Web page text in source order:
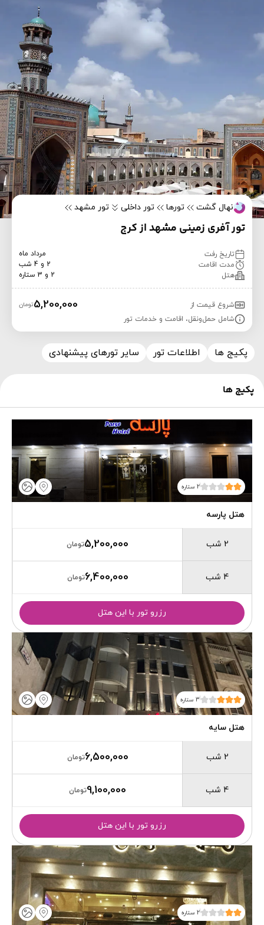
نهال گشت تورها تور داخلی تور مشهد
تور آفری زمینی مشهد از کرج
تاریخ رفت
مرداد ماه
مدت اقامت
2 و 4 شب
هتل
2 و 3 ستاره
شروع قیمت از 5,200,000تومان
شامل حمل‌ونقل، اقامت و خدمات تور
پکیج ها اطلاعات تور سایر تورهای پیشنهادی
پکیج ها
2 ستاره
هتل پارسه
2 شب
4 شب
5,200,000تومان
6,400,000تومان
رزرو تور با این هتل
3 ستاره
هتل سایه
2 شب
4 شب
6,500,000تومان
9,100,000تومان
رزرو تور با این هتل
2 ستاره